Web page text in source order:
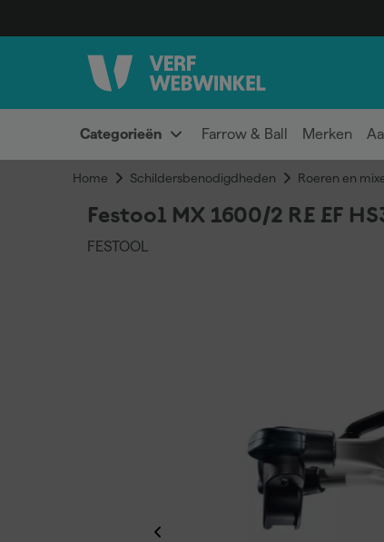
Categorieën Farrow & Ball Merken
Home Schildersbenodigdheden Roeren en
Festool MX 1600/2 RE EF
FESTOOL